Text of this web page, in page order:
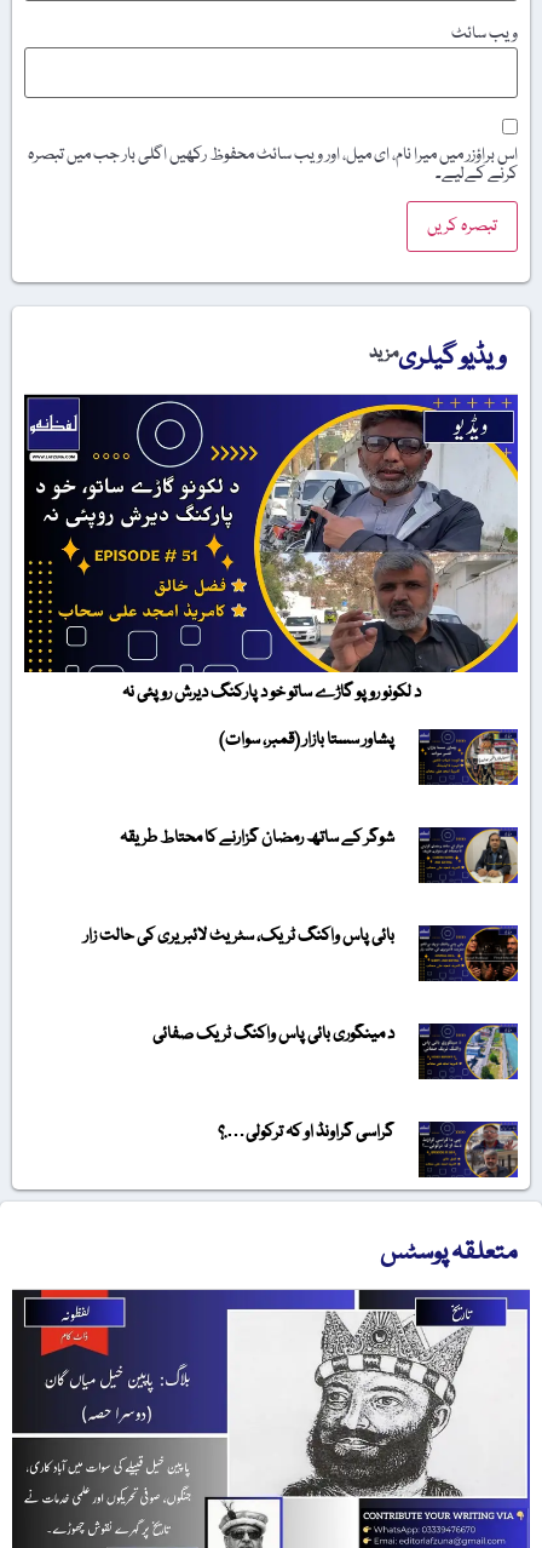
ویب‌ سائٹ
اس براؤزر میں میرا نام، ای میل، اور ویب سائٹ محفوظ رکھیں اگلی بار جب میں تبصرہ
کرنے کےلیے۔
ویڈیو گیلریمزید
د لکونو روپو گاڑے ساتو خو د پارکنگ دیرش روپئی نہ
پشاور سستا بازار (قمبر، سوات)
شوگر کے ساتھ رمضان گزارنے کا محتاط طریقہ
بائی پاس واکنگ ٹریک، سٹریٹ لائبریری کی حالت زار
د مینگوری بائی پاس واکنگ ٹریک صفائی
گراسی گراونڈ او کہ ترکولی….؟
متعلقہ پوسٹس